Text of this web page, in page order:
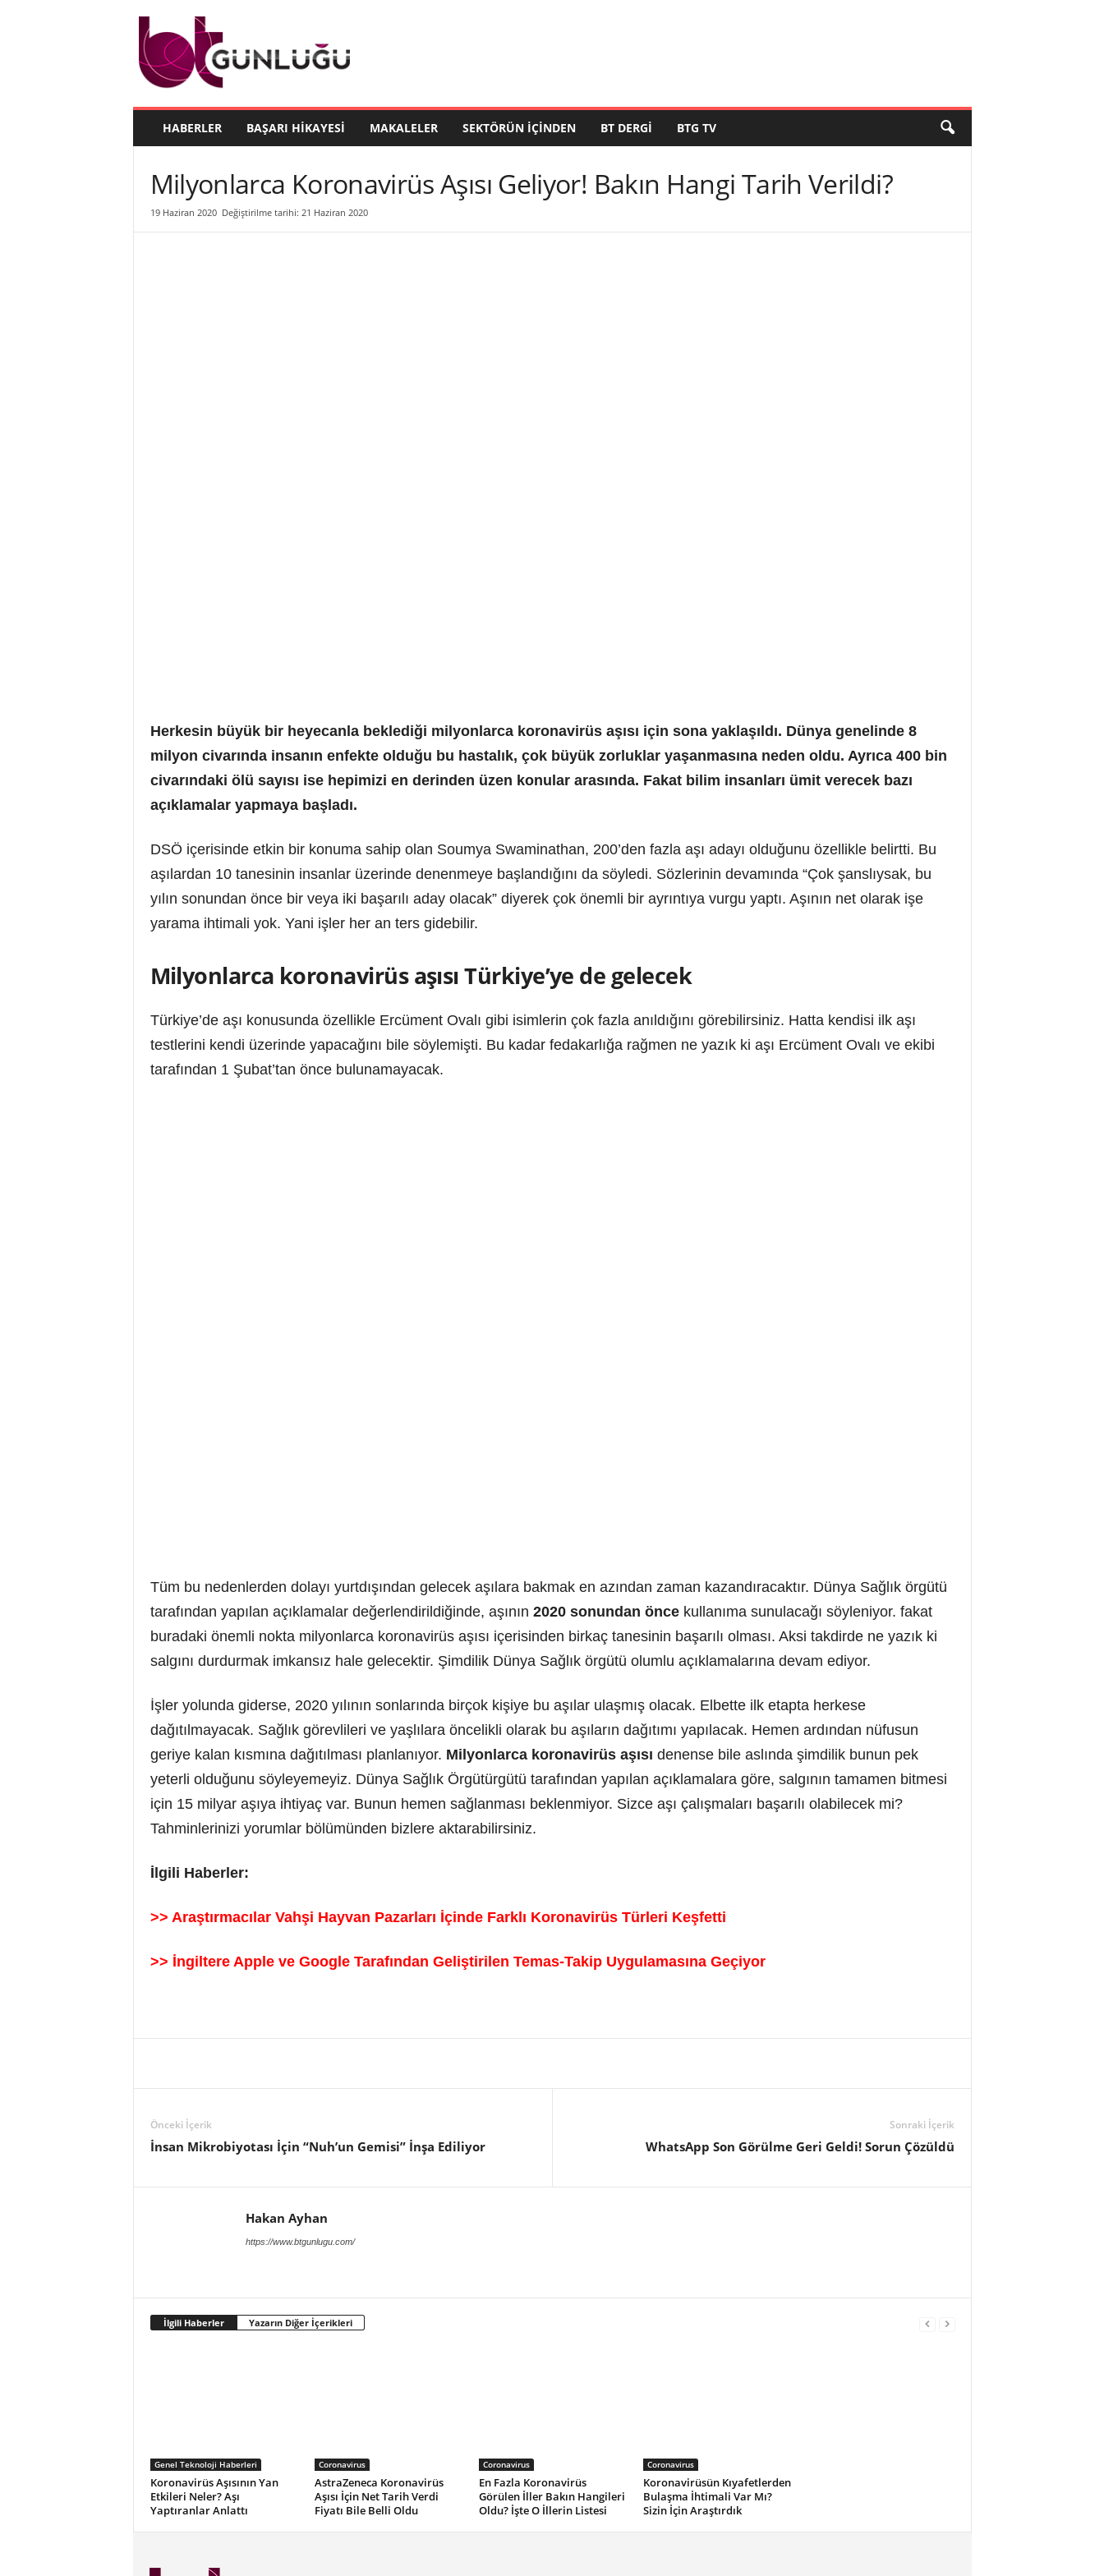
B
HABERLER BAŞARI HIKAYESI MAKALELER SEKTÖRÜN İÇINDEN BT DERGI BTG TV
Milyonlarca Koronavirüs Aşısı Geliyor! Bakın Hangi Tarih Verildi?
19 Haziran 2020 Değiştirilme tarihi: 21 Haziran 2020
Herkesin büyük bir heyecanla beklediği milyonlarca koronavirüs aşısı için sona yaklaşıldı. Dünya genelinde 8
milyon civarında insanın enfekte olduğu bu hastalık, çok büyük zorluklar yaşanmasına neden oldu. Ayrıca 400 bin
civarındaki ölü sayısı ise hepimizi en derinden üzen konular arasında. Fakat bilim insanları ümit verecek bazı
açıklamalar yapmaya başladı.
DSÖ içerisinde etkin bir konuma sahip olan Soumya Swaminathan, 200’den fazla aşı adayı olduğunu özellikle belirtti. Bu
aşılardan 10 tanesinin insanlar üzerinde denenmeye başlandığını da söyledi. Sözlerinin devamında “Çok şanslıysak, bu
yılın sonundan önce bir veya iki başarılı aday olacak” diyerek çok önemli bir ayrıntıya vurgu yaptı. Aşının net olarak işe
yarama ihtimali yok. Yani işler her an ters gidebilir.
Milyonlarca koronavirüs aşısı Türkiye’ye de gelecek
Türkiye’de aşı konusunda özellikle Ercüment Ovalı gibi isimlerin çok fazla anıldığını görebilirsiniz. Hatta kendisi ilk aşı
testlerini kendi üzerinde yapacağını bile söylemişti. Bu kadar fedakarlığa rağmen ne yazık ki aşı Ercüment Ovalı ve ekibi
tarafından 1 Şubat’tan önce bulunamayacak.
Tüm bu nedenlerden dolayı yurtdışından gelecek aşılara bakmak en azından zaman kazandıracaktır. Dünya Sağlık örgütü
tarafından yapılan açıklamalar değerlendirildiğinde, aşının 2020 sonundan öncekullanıma sunulacağı söyleniyor. fakat
buradaki önemli nokta milyonlarca koronavirüs aşısı içerisinden birkaç tanesinin başarılı olması. Aksi takdirde ne yazık ki
salgını durdurmak imkansız hale gelecektir. Şimdilik Dünya Sağlık örgütü olumlu açıklamalarına devam ediyor.
İşler yolunda giderse, 2020 yılının sonlarında birçok kişiye bu aşılar ulaşmış olacak. Elbette ilk etapta herkese
dağıtılmayacak. Sağlık görevlileri ve yaşlılara öncelikli olarak bu aşıların dağıtımı yapılacak. Hemen ardından nüfusun
geriye kalan kısmına dağıtılması planlanıyor. Milyonlarca koronavirüs aşısı denense bile aslında şimdilik bunun pek
yeterli olduğunu söyleyemeyiz. Dünya Sağlık Örgütürgütü tarafından yapılan açıklamalara göre, salgının tamamen bitmesi
için 15 milyar aşıya ihtiyaç var. Bunun hemen sağlanması beklenmiyor. Sizce aşı çalışmaları başarılı olabilecek mi?
Tahminlerinizi yorumlar bölümünden bizlere aktarabilirsiniz.
İlgili Haberler:
>> Araştırmacılar Vahşi Hayvan Pazarları İçinde Farklı Koronavirüs Türleri Keşfetti
>> İngiltere Apple ve Google Tarafından Geliştirilen Temas-Takip Uygulamasına Geçiyor
Önceki İçerik
İnsan Mikrobiyotası İçin “Nuh’un Gemisi” İnşa Ediliyor
Sonraki İçerik
WhatsApp Son Görülme Geri Geldi! Sorun Çözüldü
Hakan Ayhan
https://www.btgunlugu.com/
İlgili Haberler Yazarın Diğer İçerikleri
Genel Teknoloji Haberleri
Koronavirüs Aşısının Yan
Etkileri Neler? Aşı
Yaptıranlar Anlattı
Coronavirus
AstraZeneca Koronavirüs
Aşısı İçin Net Tarih Verdi
Fiyatı Bile Belli Oldu
Coronavirus
En Fazla Koronavirüs
Görülen İller Bakın Hangileri
Oldu? İşte O İllerin Listesi
Coronavirus
Koronavirüsün Kıyafetlerden
Bulaşma İhtimali Var Mı?
Sizin İçin Araştırdık